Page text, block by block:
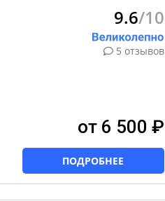
9.6/10
5 отзывов
от 6 500 ₽
ПОДРОБНЕЕ